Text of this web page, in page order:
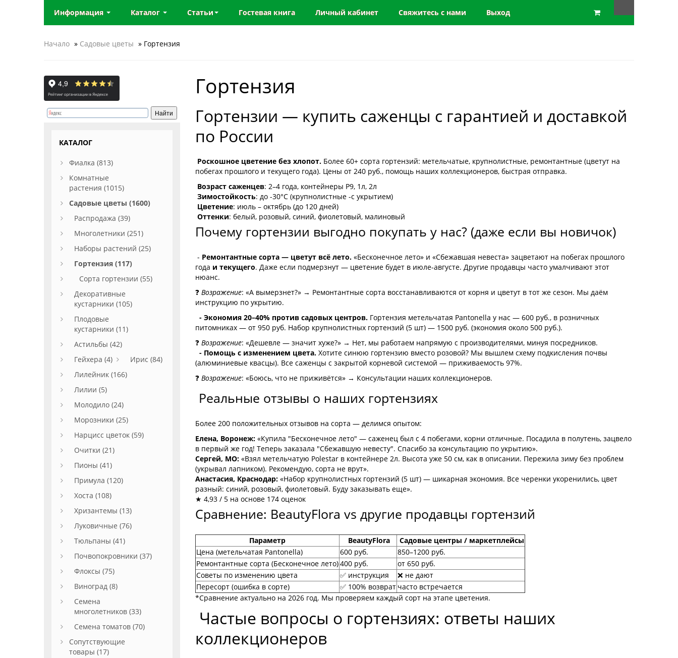
Информация Каталог Статьи Гостевая книга Личный кабинет Свяжитесь с нами Выход
Начало » Садовые цветы » Гортензия
Гортензия
Гортензии — купить саженцы с гарантией и доставкой
по России
Роскошное цветение без хлопот. Более 60+ сорта гортензий: метельчатые, крупнолистные, ремонтантные (цветут на
побегах прошлого и текущего года). Цены от 240 руб., помощь наших коллекционеров, быстрая отправка.
Возраст саженцев: 2–4 года, контейнеры Р9, 1л, 2л
Зимостойкость: до -30°C (крупнолистные -с укрытием)
Цветение: июль – октябрь (до 120 дней)
Оттенки: белый, розовый, синий, фиолетовый, малиновый
Почему гортензии выгодно покупать у нас? (даже если вы новичок)
- Ремонтантные сорта — цветут всё лето.«Бесконечное лето» и «Сбежавшая невеста» зацветают на побегах прошлого
года и текущего. Даже если подмерзнут — цветение будет в июле-августе. Другие продавцы часто умалчивают этот
нюанс.
❓Возражение: «А вымерзнет?» → Ремонтантные сорта восстанавливаются от корня и цветут в тот же сезон. Мы даём
инструкцию по укрытию.
- Экономия 20–40% против садовых центров. Гортензия метельчатая Pantonella у нас — 600 руб., в розничных
питомниках — от 950 руб. Набор крупнолистных гортензий (5 шт) — 1500 руб. (экономия около 500 руб.).
❓Возражение: «Дешевле — значит хуже?» → Нет, мы работаем напрямую с производителями, минуя посредников.
- Помощь с изменением цвета.Хотите синюю гортензию вместо розовой? Мы вышлем схему подкисления почвы
(алюминиевые квасцы). Все саженцы с закрытой корневой системой — приживаемость 97%.
❓Возражение: «Боюсь, что не приживётся» → Консультации наших коллекционеров.
Реальные отзывы о наших гортензиях
Более 200 положительных отзывов на сорта — делимся опытом:
Елена, Воронеж: «Купила "Бесконечное лето" — саженец был с 4 побегами, корни отличные. Посадила в полутень, зацвело
в первый же год! Теперь заказала "Сбежавшую невесту". Спасибо за консультацию по укрытию».
Сергей, МО: «Взял метельчатую Polestar в контейнере 2л. Высота уже 50 см, как в описании. Пережила зиму без проблем
(укрывал лапником). Рекомендую, сорта не врут».
Анастасия, Краснодар: «Набор крупнолистных гортензий (5 шт) — шикарная экономия. Все черенки укоренились, цвет
разный: синий, розовый, фиолетовый. Буду заказывать еще».
★ 4,93 / 5 на основе 174 оценок
Сравнение: BeautyFlora vs другие продавцы гортензий
Параметр BeautyFlora
Садовые центры / маркетплейсы
Цена (метельчатая Pantonella)
600 руб.
850–1200 руб.
Ремонтантные сорта (Бесконечное лето)400 руб.
от 650 руб.
Советы по изменению цвета
✅ инструкция
❌ не дают
Пересорт (ошибка в сорте)
✅ 100% возврат часто встречается
*Сравнение актуально на 2026 год. Мы проверяем каждый сорт на этапе цветения.
Частые вопросы о гортензиях: ответы наших
коллекционеров
КАТАЛОГ
Фиалка (813)
Комнатные
растения (1015)
Садовые цветы (1600)
Распродажа (39)
Многолетники (251)
Наборы растений (25)
Гортензия (117)
Сорта гортензии (55)
Декоративные
кустарники (105)
Плодовые
кустарники (11)
Астильбы (42)
Гейхера (4)
Ирис (84)
Лилейник (166)
Лилии (5)
Молодило (24)
Морозники (25)
Нарцисс цветок (59)
Очитки (21)
Пионы (41)
Примула (120)
Хоста (108)
Хризантемы (13)
Луковичные (76)
Тюльпаны (41)
Почвопокровники (37)
Флоксы (75)
Виноград (8)
Семена
многолетников (33)
Семена томатов (70)
Сопутствующие
товары (17)